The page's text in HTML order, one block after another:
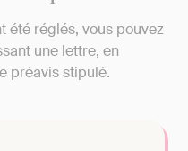
été réglés, vous pouvez
une lettre, en
préavis stipulé.